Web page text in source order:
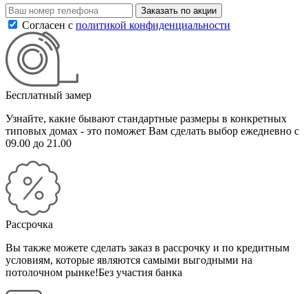
Заказать по акции
Согласен с политикой конфиденциальности
Бесплатный замер
Узнайте, какие бывают стандартные размеры в конкретных
типовых домах - это поможет Вам сделать выбор ежедневно с
09.00 до 21.00
Рассрочка
Вы также можете сделать заказ в рассрочку и по кредитным
условиям, которые являются самыми выгодными на
потолочном рынке!Без участия банка